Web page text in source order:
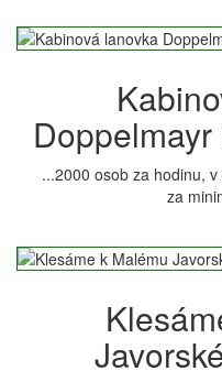
...2000 osob za hodinu,
za